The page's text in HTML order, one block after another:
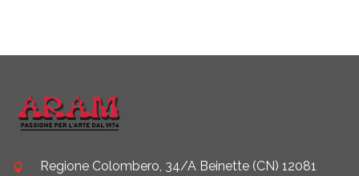
Regione Colombero, 34/A Beinette (CN) 12081